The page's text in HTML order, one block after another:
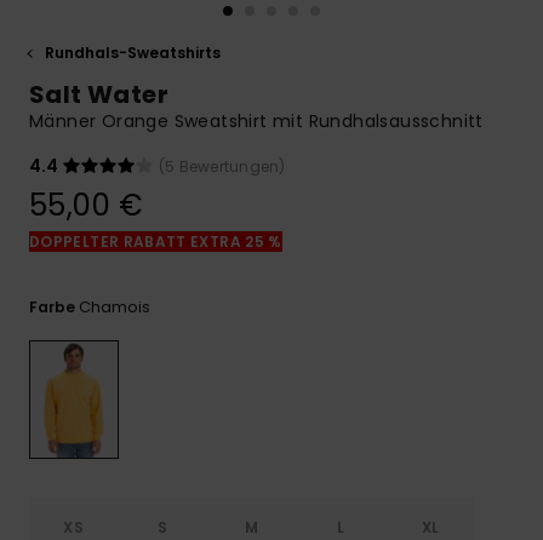
erhalten.
Unterhaltung
Finden Sie
die häufigsten
Fragen sowie
Rundhals-Sweatshirts
Salt Water
Männer Orange Sweatshirt mit Rundhalsausschnitt
4.4
(5 Bewertungen)
55,00 €
DOPPELTER RABATT EXTRA 25 %
Farbe Chamois
XS S M L XL